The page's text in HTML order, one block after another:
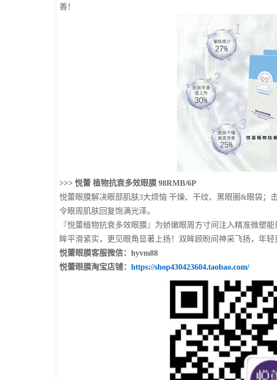
善！
>>> 悦蕾 植物抗衰多效眼膜 98RMB/6P
悦蕾眼膜解决眼部肌肤3大烦恼 干燥、干纹、黑眼圈&眼袋；
令眼周肌肤回复饱满光泽。
『悦蕾植物抗衰多效眼膜』为娇嫩眼周方寸间注入精准微塑
眸平滑紧实，更见眼角显著上扬！双眸顾盼间神采飞扬，年轻
悦蕾眼膜客服微信：hyvm88
悦蕾眼膜淘宝店铺： https://shop430423604.taobao.com/